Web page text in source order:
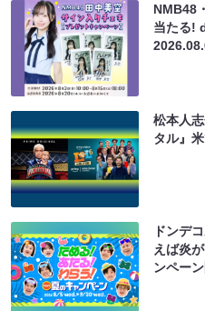
NMB48
当たる!
松本人
タル』
ドンデ
えば炎
ンペー